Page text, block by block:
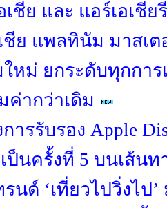
ชีย และ แอร์เอเชีย
ชีย แพลทินัม มาสเ
ใหม่ ยกระดับทุกกา
ค่ากว่าเดิม
ารรับรอง Apple
ป็นครั้งที่ 5 บนเส้นท
รนด์ ‘เที่ยวไปวิ่งไป